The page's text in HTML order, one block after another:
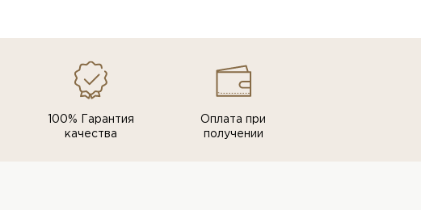
100% Гарантия
качества
Оплата при
получении